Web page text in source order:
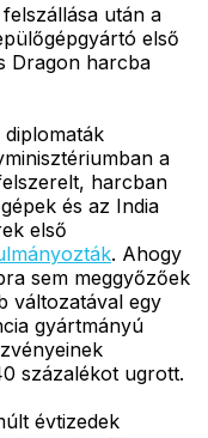
után a
első
Dragon harcba
a
harcban
és az India
első
. Ahogy
sem meggyőzőek
változatával egy
gyártmányú
százalékot ugrott.
évtizedek